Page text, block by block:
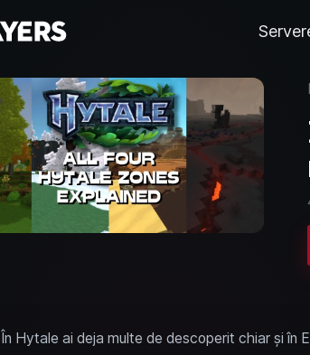
În Hytale ai deja multe de descoperit chiar și în